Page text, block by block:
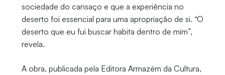
sociedade do cansaço e que a experiência no
deserto foi essencial para uma apropriação de si. “O
deserto que eu fui buscar habita dentro de mim”,
revela.
A obra, publicada pela Editora Armazém da Cultura,